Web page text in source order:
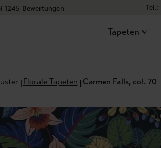
1245 Bewertungen
Tel.:
Tapeten
Florale Tapeten Carmen Falls, col. 70